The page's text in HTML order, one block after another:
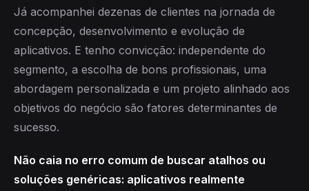
Já acompanhei dezenas de clientes na jornada de
concepção, desenvolvimento e evolução de
aplicativos. E tenho convicção: independente do
segmento, a escolha de bons profissionais, uma
abordagem personalizada e um projeto alinhado aos
objetivos do negócio são fatores determinantes de
sucesso.
Não caia no erro comum de buscar atalhos ou
soluções genéricas: aplicativos realmente